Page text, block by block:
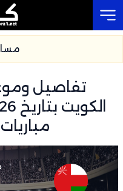
تفاصيل